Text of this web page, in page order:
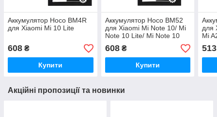
Аккумулятор Hoco BM4R
для Xiaomi Mi 10 Lite
608 ₴
Купити
Аккумулятор Hoco BM52
для Xiaomi Mi Note 10/ Mi
Note 10 Lite/ Mi Note 10
608₴
Купити
для
Mi
513
Акційні пропозиції та новинки